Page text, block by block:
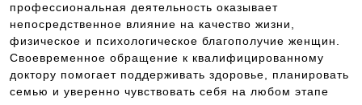
профессиональная деятельность оказывает
непосредственное влияние на качество жизни,
физическое и психологическое благополучие женщин.
Своевременное обращение к квалифицированному
доктору помогает поддерживать здоровье, планировать
семью и уверенно чувствовать себя на любом этапе